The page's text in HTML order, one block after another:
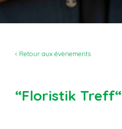
‹ Retour aux évènements
“Floristik Treff“